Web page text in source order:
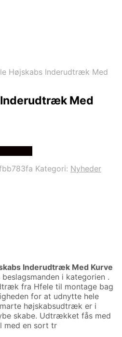
Højskabs Inderudtræk Med
Med
Kategori: Nyheder
Inderudtræk Med Kurve
beslagsmanden i kategorien .
fra Hfele til montage bag
for at udnytte hele
højskabsudtræk er i
skabe. Udtrækket fås med
med en sort tr